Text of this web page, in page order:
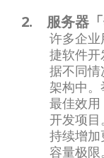
2. 服务器「
许多企
捷软件
据不同
架构中
最佳效
开发项
持续增
容量极